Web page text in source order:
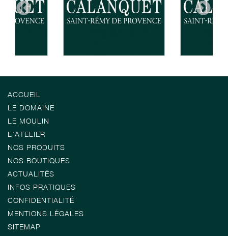
ACCUEIL
LE DOMAINE
LE MOULIN
L'ATELIER
NOS PRODUITS
NOS BOUTIQUES
ACTUALITÉS
INFOS PRATIQUES
CONFIDENTIALITÉ
MENTIONS LÉGALES
SITEMAP